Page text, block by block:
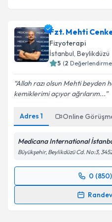
Fzt. Mehti
Fizyoterapi
İstanbul, Beylikdüzü
5 (2
Allah razı olsun Mehti beyden
kemiklerimi açıyor ağrılarım...
Adres 1 Online
Medicana International
Büyükşehir, Beylikdüzü Cd. No:3,
0
Randevu Takvimi